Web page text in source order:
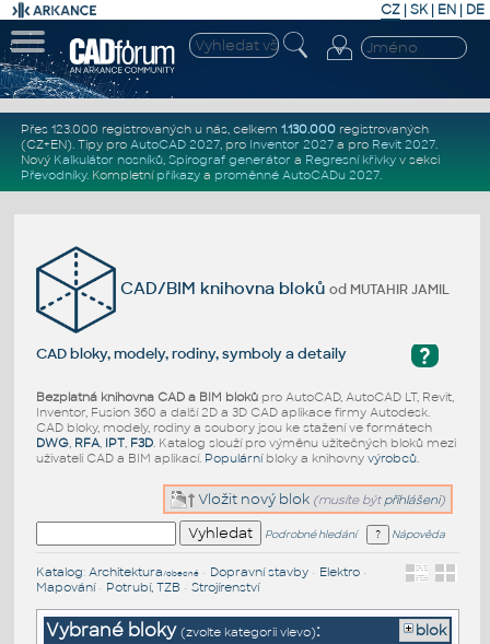
CZ | SK| EN | DE
Přes 123.000 registrovaných u nás, celkem 1.130.000registrovaných
(CZ+EN). Tipy pro AutoCAD 2027, pro Inventor 2027a pro Revit 2027.
Nový Kalkulátor nosníků, Spirograf generátor a Regresní křivkyv sekci
Převodníky. Kompletní příkazya proměnné AutoCADu 2027.
CAD/BIM knihovna blokůod MUTAHIR JAMIL
?
CAD bloky, modely, rodiny, symboly a detaily
Bezplatná knihovna CAD a BIM blokůpro AutoCAD, AutoCAD LT, Revit,
Inventor, Fusion 360 a další 2D a 3D CAD aplikace firmy Autodesk.
CAD bloky, modely, rodiny a soubory jsou ke stažení ve formátech
DWG, RFA, IPT, F3D. Katalog slouží pro výměnu užitečných bloků mezi
uživateli CAD a BIM aplikací. Populárníbloky a knihovny výrobců.
Vložit nový blok (musíte být přihlášeni)
Podrobné hledání Nápověda
Katalog: Architektura/obecné• Dopravní stavby• Elektro•
Mapování• Potrubí, TZB • Strojírenství
Vybrané bloky (zvolte kategorii vlevo): blok